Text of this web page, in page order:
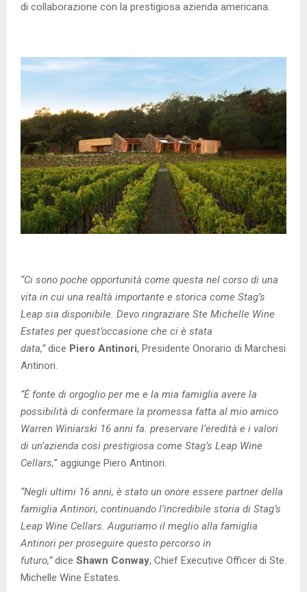
di collaborazione con la prestigiosa azienda americana.
“Ci sono poche opportunità come questa nel corso di una
vita in cui una realtà importante e storica come Stag’s
Leap sia disponibile. Devo ringraziare Ste Michelle Wine
Estates per quest’occasione che ci è stata
data,”dice Piero Antinori, Presidente Onorario di Marchesi
Antinori.
“È fonte di orgoglio per me e la mia famiglia avere la
possibilità di confermare la promessa fatta al mio amico
Warren Winiarski 16 anni fa: preservare l’eredità e i valori
di un’azienda così prestigiosa come Stag’s Leap Wine
Cellars,” aggiunge Piero Antinori.
“Negli ultimi 16 anni, è stato un onore essere partner della
famiglia Antinori, continuando l’incredibile storia di Stag’s
Leap Wine Cellars. Auguriamo il meglio alla famiglia
Antinori per proseguire questo percorso in
futuro,”dice Shawn Conway, Chief Executive Officer di Ste.
Michelle Wine Estates.